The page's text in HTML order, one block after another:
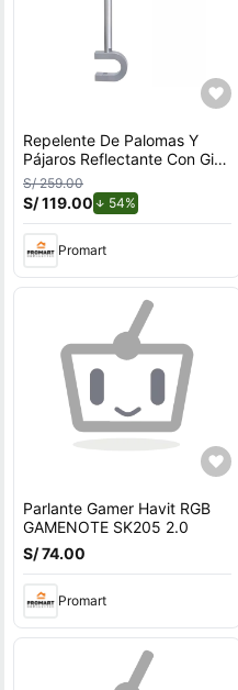
Repelente De Palomas Y
Pájaros Reflectante Con Giro
Por Viento Para Exteriores
Con Soporte en U
S/ 259.00
S/ 119.00 54%
Promart
Parlante Gamer Havit RGB
GAMENOTE SK205 2.0
S/ 74.00
Promart